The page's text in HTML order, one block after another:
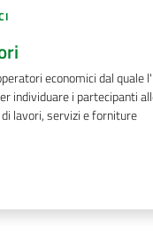
economici dal quale
individuare i partecipanti
lavori, servizi e forniture